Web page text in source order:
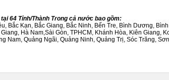
64 Tỉnh/Thành Trong cả nước bao gồm:
Bắc Kạn, Bắc Giang, Bắc Ninh, Bến Tre, Bình Dương,
Hà Nam,Sài Gòn, TPHCM, Khánh Hòa, Kiên
Nam, Quảng Ngãi, Quảng Ninh, Quảng Trị, Sóc Trăng,